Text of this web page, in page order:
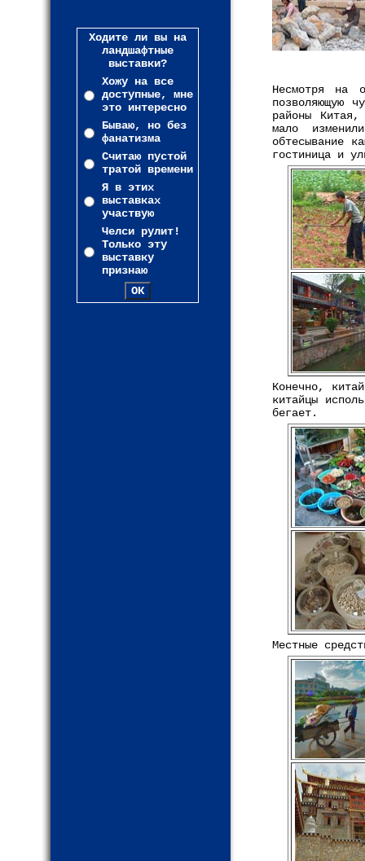
Ходите ли вы на
ландшафтные
выставки?
Хожу на все
доступные, мне
это интересно
Бываю, но без
фанатизма
Считаю пустой
тратой времени
Я в этих
выставках
участвую
Челси рулит!
Только эту
выставку
признаю
Несмотря на
позволяющую
районы Китая,
мало
обтесывание
гостиница и
Конечно,
китайцы
бегает.
Местные